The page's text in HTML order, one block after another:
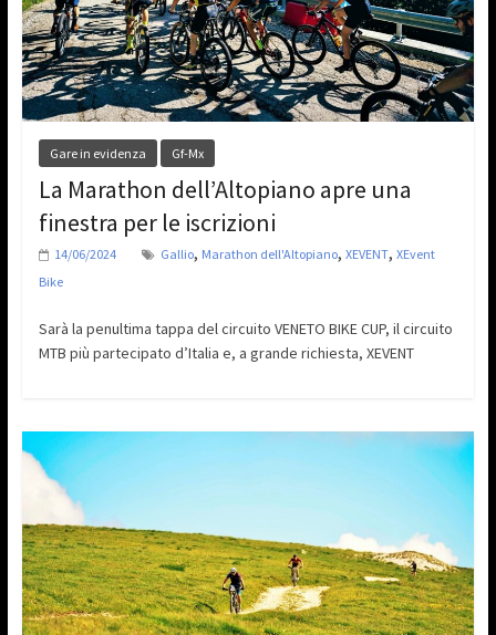
Gare in evidenza Gf-Mx
La Marathon dell’Altopiano apre una
finestra per le iscrizioni
14/06/2024 Gallio, Marathon dell'Altopiano, XEVENT, XEvent
Bike
Sarà la penultima tappa del circuito VENETO BIKE CUP, il circuito
MTB più partecipato d’Italia e, a grande richiesta, XEVENT